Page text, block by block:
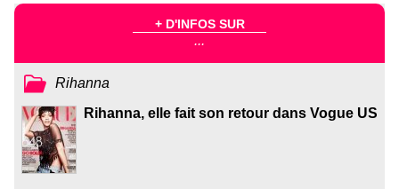
+ D'INFOS SUR
...
Rihanna
Rihanna, elle fait son retour dans Vogue US